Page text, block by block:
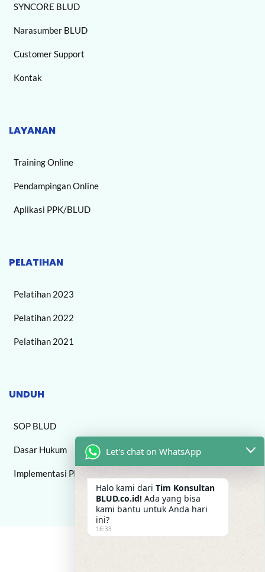
SYNCORE BLUD
Narasumber BLUD
Customer Support
Kontak
LAYANAN
Training Online
Pendampingan Online
Aplikasi PPK/BLUD
PELATIHAN
Pelatihan 2023
Pelatihan 2022
Pelatihan 2021
UNDUH
SOP BLUD
Dasar Hukum
Implementasi PPK BLUD
Let's chat on WhatsApp
Halo kami dari Tim Konsultan
BLUD.co.id! Ada yang bisa
kami bantu untuk Anda hari
ini?
16:33